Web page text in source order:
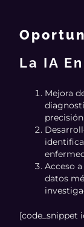
La IA
Mejora
Acceso
datos
[code_snippet